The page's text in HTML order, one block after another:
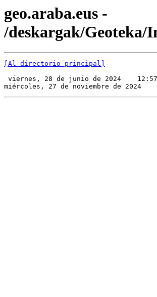
geo.araba.eus -
/deskargak/Geoteka/
[Al directorio principal]
viernes, 28 de junio de 2024
miércoles, 27 de noviembre de